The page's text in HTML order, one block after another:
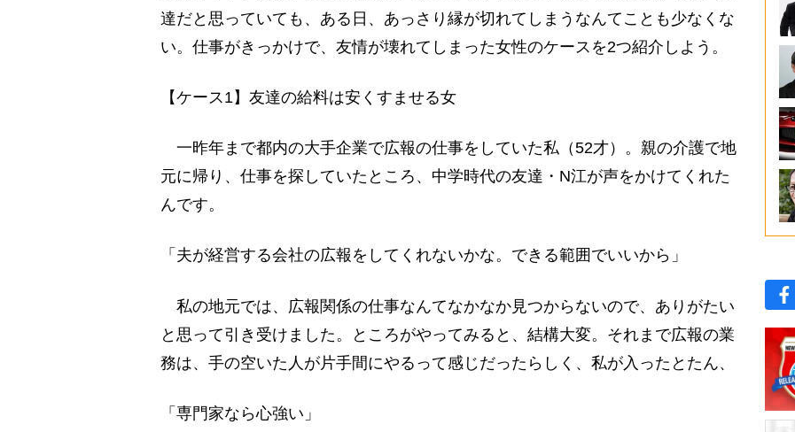
達だと思っていても、ある日、あっさり縁が切れてしまうなんてことも少なくな
い。仕事がきっかけで、友情が壊れてしまった女性のケースを2つ紹介しよう。
【ケース1】友達の給料は安くすませる女
一昨年まで都内の大手企業で広報の仕事をしていた私（52才）。親の介護で地
元に帰り、仕事を探していたところ、中学時代の友達・N江が声をかけてくれた
んです。
「夫が経営する会社の広報をしてくれないかな。できる範囲でいいから」
私の地元では、広報関係の仕事なんてなかなか見つからないので、ありがたい
と思って引き受けました。ところがやってみると、結構大変。それまで広報の業
務は、手の空いた人が片手間にやるって感じだったらしく、私が入ったとたん、
「専門家なら心強い」